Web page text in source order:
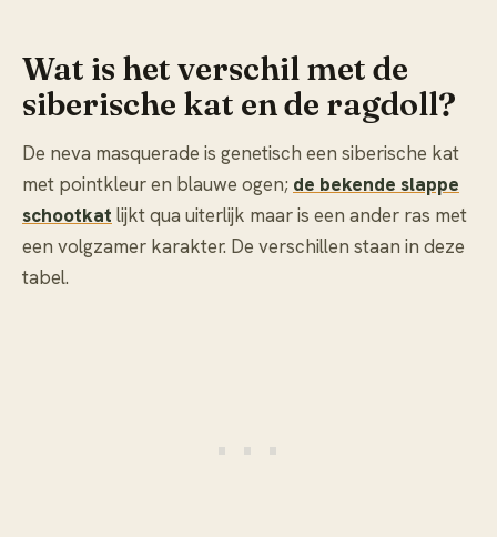
Wat is het verschil met de
siberische kat en de ragdoll?
De neva masquerade is genetisch een siberische kat
met pointkleur en blauwe ogen; de bekende slappe
schootkat lijkt qua uiterlijk maar is een ander ras met
een volgzamer karakter. De verschillen staan in deze
tabel.